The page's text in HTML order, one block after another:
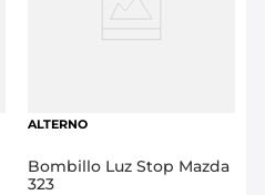
ALTERNO
Bombillo Luz Stop Mazda
323